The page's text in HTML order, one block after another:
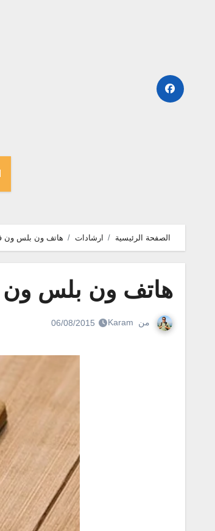
الصفحة الرئيسية ارشادات هاتف ون بلس ون
هاتف ون بلس ون
من Karam
06/08/2015